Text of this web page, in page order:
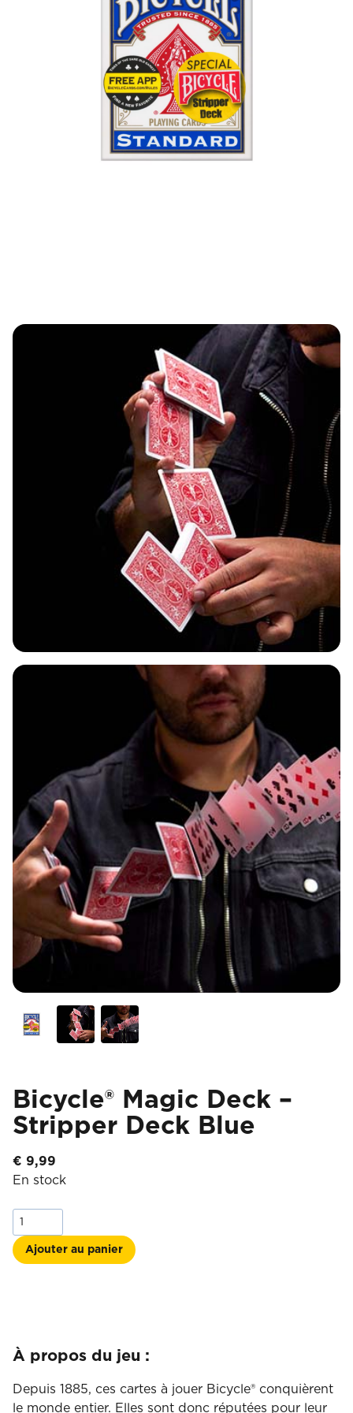
Bicycle® Magic Deck –
Stripper Deck Blue
€ 9,99
En stock
quantité
de
Bicycle®
Magic
Ajouter au panier
À propos du jeu :
Depuis 1885, ces cartes à jouer Bicycle® conquièrent
le monde entier. Elles sont donc réputées pour leur